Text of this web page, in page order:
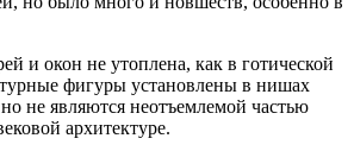
и окон не утоплена, как в готической
фигуры установлены в нишах
не являются неотъемлемой частью
архитектуре.